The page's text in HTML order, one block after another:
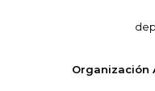
Organización